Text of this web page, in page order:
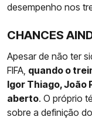
desempenho nos
CHANCES
Apesar de não ter
FIFA, quando o
Igor Thiago, João
aberto. O próprio
sobre a definição